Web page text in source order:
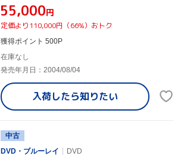
¥55,000円
定価より110,000円（66%）おトク
獲得ポイント 500P
在庫なし
発売年月日：2004/08/04
入荷したら知りたい
中古
DVD・ブルーレイ
DVD